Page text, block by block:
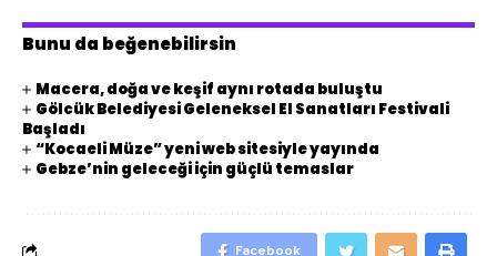
Bunu da beğenebilirsin
Macera, doğa ve keşif aynı rotada buluştu
Gölcük Belediyesi Geleneksel El Sanatları Festivali
Başladı
“Kocaeli Müze” yeni web sitesiyle yayında
Gebze’nin geleceği için güçlü temaslar
Facebook